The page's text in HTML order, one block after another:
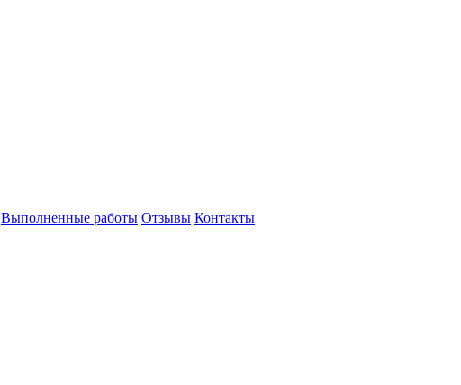
Выполненные работы Отзывы Контакты